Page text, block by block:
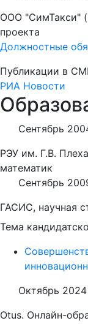
ООО "СимТакси"
проекта
Должностные
Публикации в
РИА Новости
Сентябрь
РЭУ им. Г.В.
математик
Сентябрь
ГАСИС, научная
Тема
Октябрь
Otus. Онлайн-